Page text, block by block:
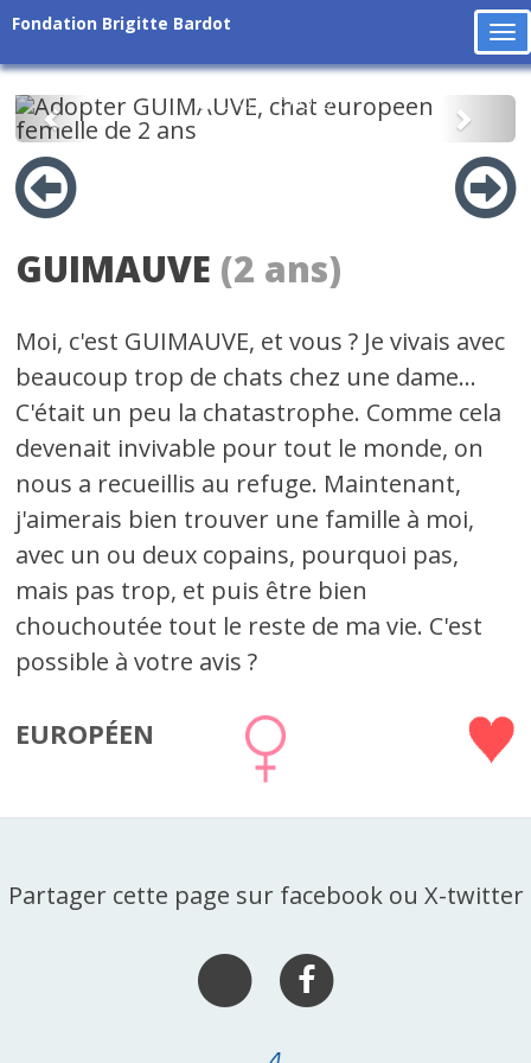
Fondation Brigitte Bardot
Précédent
GUIMAUVE (2 ans)
Moi, c'est GUIMAUVE, et vous ? Je vivais avec
beaucoup trop de chats chez une dame...
C'était un peu la chatastrophe. Comme cela
devenait invivable pour tout le monde, on
nous a recueillis au refuge. Maintenant,
j'aimerais bien trouver une famille à moi,
avec un ou deux copains, pourquoi pas,
mais pas trop, et puis être bien
chouchoutée tout le reste de ma vie. C'est
possible à votre avis ?
EUROPÉEN
Partager cette page sur facebook ou X-twitter